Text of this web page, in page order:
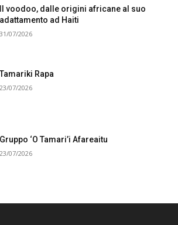
Il voodoo, dalle origini africane al suo
adattamento ad Haiti
31/07/2026
Tamariki Rapa
23/07/2026
Gruppo ‘O Tamari’i Afareaitu
23/07/2026